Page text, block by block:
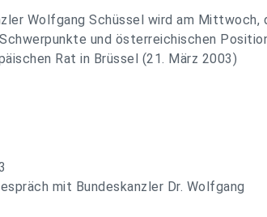
Wolfgang Schüssel wird am Mittwoch,
und österreichischen
Rat in Brüssel (21. März 2003)
mit Bundeskanzler Dr. Wolfgang